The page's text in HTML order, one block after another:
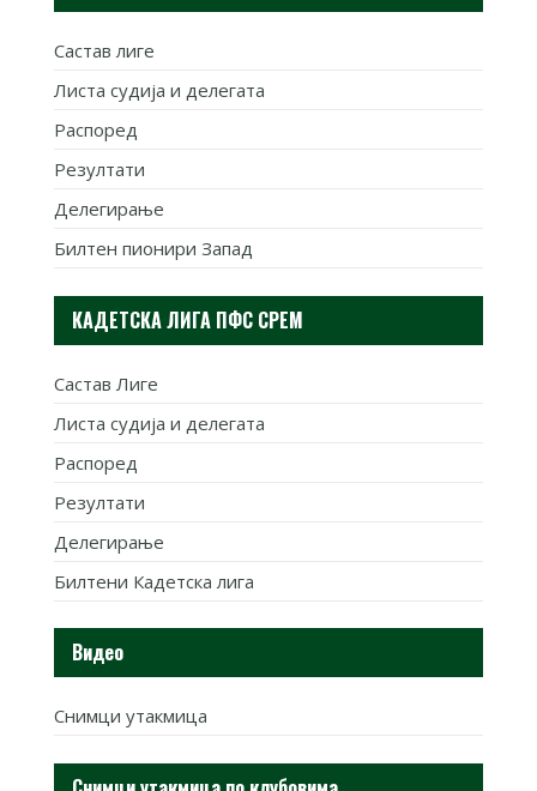
Састав лиге
Листа судија и делегата
Распоред
Резултати
Делегирање
Билтен пионири Запад
КАДЕТСКА ЛИГА ПФС СРЕМ
Састав Лиге
Листа судија и делегата
Распоред
Резултати
Делегирање
Билтени Кадетска лига
Видео
Снимци утакмица